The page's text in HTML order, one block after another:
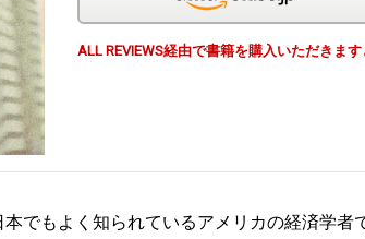
ALL REVIEWS経由で書籍を購入いただきま
でもよく知られているアメリカの経済学